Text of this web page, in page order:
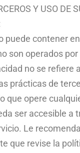
Y USO DE
puede contener
son operados
no se refiere
prácticas de
que opere
ser accesible a
Le
que revise la